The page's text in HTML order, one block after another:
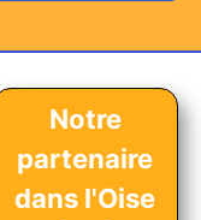
Notre
partenaire
dans l'Oise